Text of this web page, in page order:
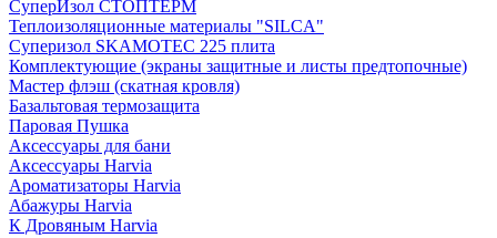
СуперИзол СТОПТЕРМ
Теплоизоляционные материалы "SILCA"
Суперизол SKAMOTEC 225 плита
Комплектующие (экраны защитные и листы предтопочные)
Мастер флэш (скатная кровля)
Базальтовая термозащита
Паровая Пушка
Аксессуары для бани
Аксессуары Harvia
Ароматизаторы Harvia
Абажуры Harvia
К Дровяным Harvia